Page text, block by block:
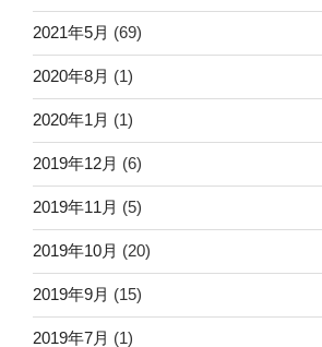
2021年5月 (69)
2020年8月 (1)
2020年1月 (1)
2019年12月 (6)
2019年11月 (5)
2019年10月 (20)
2019年9月 (15)
2019年7月 (1)